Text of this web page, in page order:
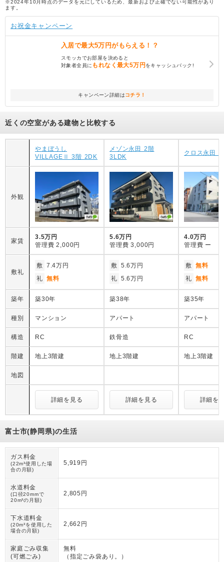
※2024年10月時点のデータを元にしているため、最新および正確でない可能性があり
ます。
お祝金キャンペーン
入居で最大5万円がもらえる！？
スモッカでお部屋を決めると
対象者全員に もれなく最大5万円をキャッシュバック!
キャンペーン詳細はコチラ！
近くの空室がある建物と比較する
やまぼうし
VILLAGEⅡ 3階 2DK
メゾン永田 2階
3LDK
クロス永田
外観
家賃
3.5万円
管理費 2,000円
5.6万円
管理費 3,000円
4.0万円
管理費 ー
敷礼
敷 7.4万円
礼 無料
敷 5.6万円
礼 5.6万円
敷 無料
礼 無料
築年 築30年 築38年 築35年
種別 マンション アパート アパート
構造 RC 鉄骨造 RC
階建 地上3階建 地上3階建 地上3階建
地図
詳細を見る 詳細を見る 詳細を
富士市(静岡県)の生活
ガス料金
(22m³使用した場
合の月額)
5,919円
水道料金
(口径20mmで
20m³の月額)
2,805円
下水道料金
(20m³を使用した
場合の月額)
2,662円
家庭ごみ収集
(可燃ごみ)
無料
（ 指定ごみ袋あり。 ）